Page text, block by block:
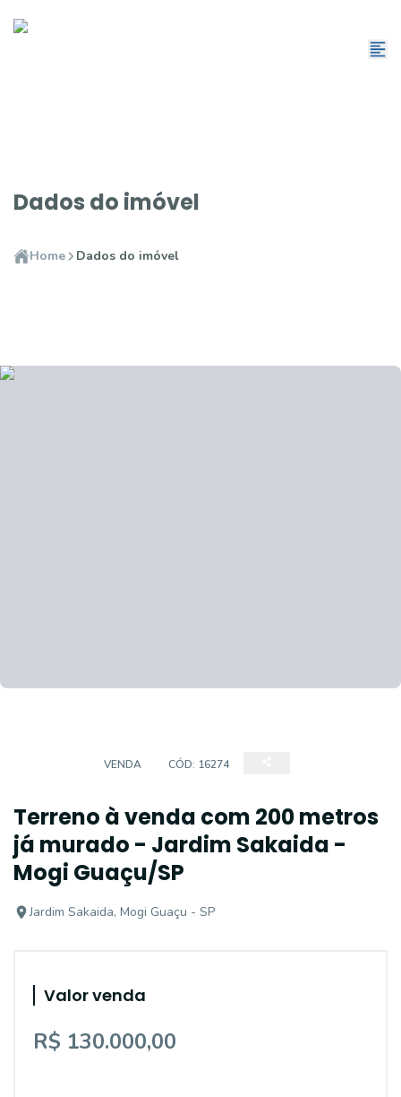
Dados do imóvel
Home Dados do imóvel
VENDA CÓD: 16274
Terreno à venda com 200 metros
já murado - Jardim Sakaida -
Mogi Guaçu/SP
Jardim Sakaida, Mogi Guaçu - SP
Valor venda
R$ 130.000,00